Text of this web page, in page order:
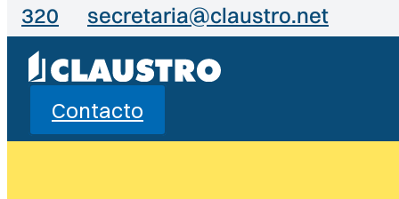
320
secretaria@claustro.net
Contacto